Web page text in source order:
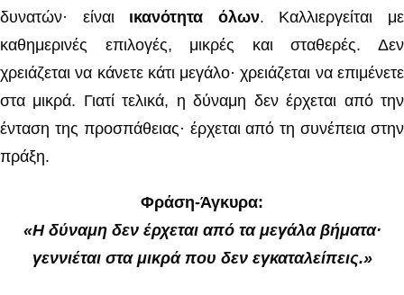
δυνατών· είναι ικανότητα όλων. Καλλιεργείται με
καθημερινές επιλογές, μικρές και σταθερές. Δεν
χρειάζεται να κάνετε κάτι μεγάλο· χρειάζεται να επιμένετε
στα μικρά. Γιατί τελικά, η δύναμη δεν έρχεται από την
ένταση της προσπάθειας· έρχεται από τη συνέπεια στην
πράξη.
Φράση-Άγκυρα:
«Η δύναμη δεν έρχεται από τα μεγάλα βήματα·
γεννιέται στα μικρά που δεν εγκαταλείπεις.»